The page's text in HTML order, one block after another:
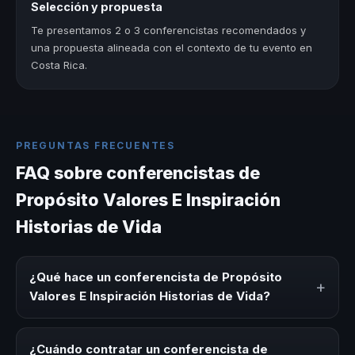
Selección y propuesta
Te presentamos 2 o 3 conferencistas recomendados y
una propuesta alineada con el contexto de tu evento en
Costa Rica.
PREGUNTAS FRECUENTES
FAQ sobre conferencistas de
Propósito Valores E Inspiración
Historias de Vida
¿Qué hace un conferencista de Propósito
Valores E Inspiración Historias de Vida?
+
Historias de Vida es un experto que comparte
¿Cuándo contratar un conferencista de